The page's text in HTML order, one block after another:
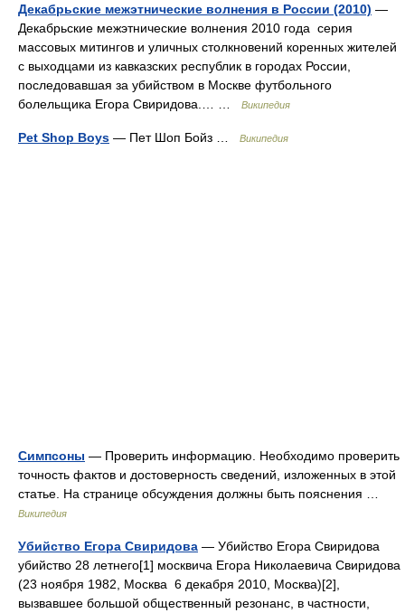
Декабрьские межэтнические волнения в России (2010) —
Декабрьские межэтнические волнения 2010 года серия
массовых митингов и уличных столкновений коренных жителей
с выходцами из кавказских республик в городах России,
последовавшая за убийством в Москве футбольного
болельщика Егора Свиридова.… …
Википедия
Pet Shop Boys — Пет Шоп Бойз … Википедия
Симпсоны — Проверить информацию. Необходимо проверить
точность фактов и достоверность сведений, изложенных в этой
статье. На странице обсуждения должны быть пояснения …
Википедия
Убийство Егора Свиридова — Убийство Егора Свиридова
убийство 28 летнего[1] москвича Егора Николаевича Свиридова
(23 ноября 1982, Москва 6 декабря 2010, Москва)[2],
вызвавшее большой общественный резонанс, в частности,